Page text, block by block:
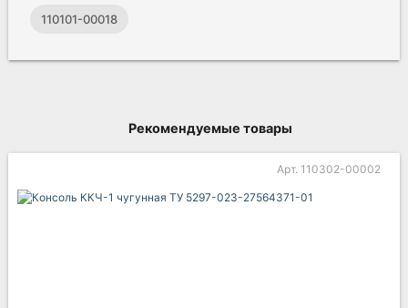
110101-00018
Рекомендуемые товары
Арт. 110302-00002